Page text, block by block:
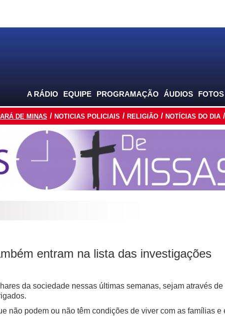
A RÁDIO EQUIPE PROGRAMAÇÃO ÁUDIOS FOTOS
DE MINAS NOTICIAS POLICIAIS RELIGIÃO NOTÍCIAS DO DIA
entram na lista das investigações
da sociedade nessas últimas semanas, sejam através
não podem ou não têm condições de viver com as famílias